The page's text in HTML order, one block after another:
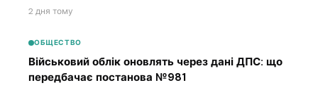
2 дня тому
ОБЩЕСТВО
Військовий облік оновлять через дані ДПС: що
передбачає постанова №981